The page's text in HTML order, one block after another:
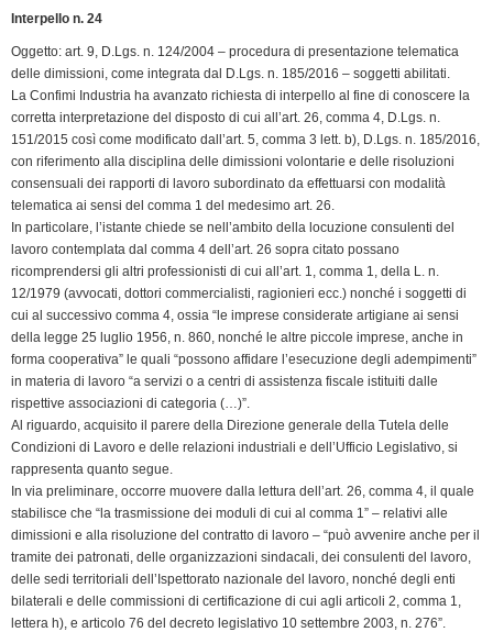
Interpello n. 24
Oggetto: art. 9, D.Lgs. n. 124/2004 – procedura di presentazione telematica
delle dimissioni, come integrata dal D.Lgs. n. 185/2016 – soggetti abilitati.
La Confimi Industria ha avanzato richiesta di interpello al fine di conoscere la
corretta interpretazione del disposto di cui all’art. 26, comma 4, D.Lgs. n.
151/2015 così come modificato dall’art. 5, comma 3 lett. b), D.Lgs. n. 185/2016,
con riferimento alla disciplina delle dimissioni volontarie e delle risoluzioni
consensuali dei rapporti di lavoro subordinato da effettuarsi con modalità
telematica ai sensi del comma 1 del medesimo art. 26.
In particolare, l’istante chiede se nell’ambito della locuzione consulenti del
lavoro contemplata dal comma 4 dell’art. 26 sopra citato possano
ricomprendersi gli altri professionisti di cui all’art. 1, comma 1, della L. n.
12/1979 (avvocati, dottori commercialisti, ragionieri ecc.) nonché i soggetti di
cui al successivo comma 4, ossia “le imprese considerate artigiane ai sensi
della legge 25 luglio 1956, n. 860, nonché le altre piccole imprese, anche in
forma cooperativa” le quali “possono affidare l’esecuzione degli adempimenti”
in materia di lavoro “a servizi o a centri di assistenza fiscale istituiti dalle
rispettive associazioni di categoria (…)”.
Al riguardo, acquisito il parere della Direzione generale della Tutela delle
Condizioni di Lavoro e delle relazioni industriali e dell’Ufficio Legislativo, si
rappresenta quanto segue.
In via preliminare, occorre muovere dalla lettura dell’art. 26, comma 4, il quale
stabilisce che “la trasmissione dei moduli di cui al comma 1” – relativi alle
dimissioni e alla risoluzione del contratto di lavoro – “può avvenire anche per il
tramite dei patronati, delle organizzazioni sindacali, dei consulenti del lavoro,
delle sedi territoriali dell’Ispettorato nazionale del lavoro, nonché degli enti
bilaterali e delle commissioni di certificazione di cui agli articoli 2, comma 1,
lettera h), e articolo 76 del decreto legislativo 10 settembre 2003, n. 276”.